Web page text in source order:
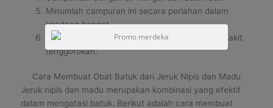
Minumlah campuran ini secara perlahan dalam
keadaan hangat.
Ulangi beberapa kali sehari untuk meredakan sakit
tenggorokan.
Cara Membuat Obat Batuk dari Jeruk Nipis dan Madu
Jeruk nipis dan madu merupakan kombinasi yang efektif
dalam mengatasi batuk. Berikut adalah cara membuat